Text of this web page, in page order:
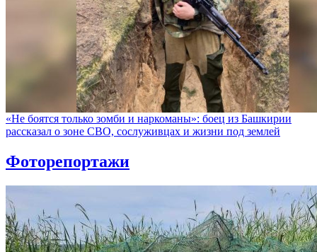
«Не боятся только зомби и наркоманы»: боец из Башкирии
рассказал о зоне СВО, сослуживцах и жизни под землей
Фоторепортажи